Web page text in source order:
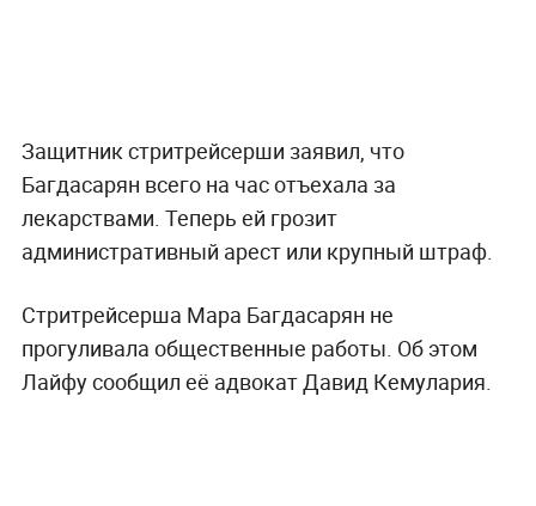
Защитник стритрейсерши заявил, что
Багдасарян всего на час отъехала за
лекарствами. Теперь ей грозит
административный арест или крупный штраф.
Стритрейсерша Мара Багдасарян не
прогуливала общественные работы. Об этом
Лайфу сообщил её адвокат Давид Кемулария.